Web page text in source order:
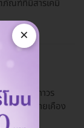
ภัณฑ์ที่มีสารเคมี
ยนอย่างถาวร
ดการระคายเคือง
×